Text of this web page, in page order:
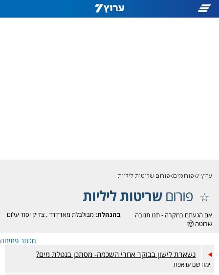
ערוץ 7 פורומים פורום שריטות ליליות
פורוםשריטות ליליות
בהנהלת: מבולבלת מאדדדד,צדיק יסוד עלום
אם הגעתם במקרה - תנו תגובה
שרוטה 🤠
מכתב פתיחה
נשארת לישון בבוקר אחרי השכמה- מסתכן בנטלת מים?
ימח שם עראפת